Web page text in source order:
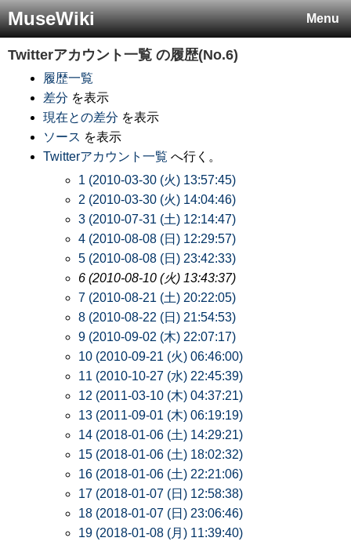
Menu
MuseWiki
Twitterアカウント一覧 の履歴(No.6)
履歴一覧
差分 を表示
現在との差分 を表示
ソース を表示
Twitterアカウント一覧 へ行く。
1 (2010-03-30 (火) 13:57:45)
2 (2010-03-30 (火) 14:04:46)
3 (2010-07-31 (土) 12:14:47)
4 (2010-08-08 (日) 12:29:57)
5 (2010-08-08 (日) 23:42:33)
6 (2010-08-10 (火) 13:43:37)
7 (2010-08-21 (土) 20:22:05)
8 (2010-08-22 (日) 21:54:53)
9 (2010-09-02 (木) 22:07:17)
10 (2010-09-21 (火) 06:46:00)
11 (2010-10-27 (水) 22:45:39)
12 (2011-03-10 (木) 04:37:21)
13 (2011-09-01 (木) 06:19:19)
14 (2018-01-06 (土) 14:29:21)
15 (2018-01-06 (土) 18:02:32)
16 (2018-01-06 (土) 22:21:06)
17 (2018-01-07 (日) 12:58:38)
18 (2018-01-07 (日) 23:06:46)
19 (2018-01-08 (月) 11:39:40)